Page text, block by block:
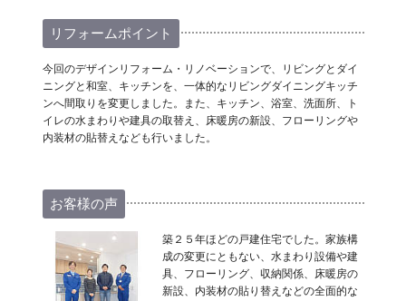
リフォームポイント
今回のデザインリフォーム・リノベーションで、リビングとダイ
ニングと和室、キッチンを、一体的なリビングダイニングキッチ
ンへ間取りを変更しました。また、キッチン、浴室、洗面所、ト
イレの水まわりや建具の取替え、床暖房の新設、フローリングや
内装材の貼替えなども行いました。
お客様の声
築２５年ほどの戸建住宅でした。家族構
成の変更にともない、水まわり設備や建
具、フローリング、収納関係、床暖房の
新設、内装材の貼り替えなどの全面的な